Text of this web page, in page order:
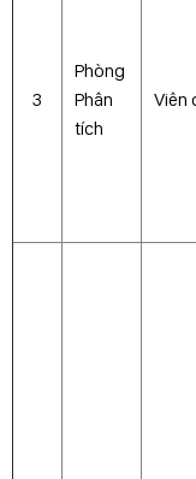
3
Phòng
Phân
tích
Viên